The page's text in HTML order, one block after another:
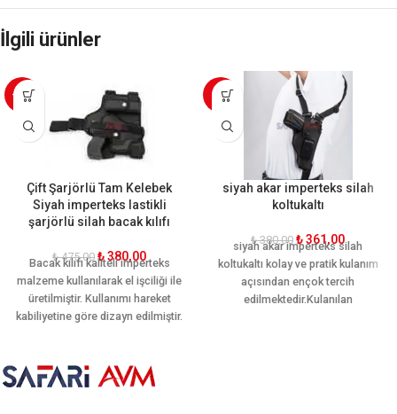
İlgili ürünler
-20%
Çift Şarjörlü Tam Kelebek
Siyah imperteks lastikli
şarjörlü silah bacak kılıfı
₺475,00 ₺380,00
Bacak kılıfı kaliteli imperteks
malzeme kullanılarak el işciliği ile
üretilmiştir. Kullanımı hareket
kabiliyetine göre dizayn edilmiştir.
Ergonomik yapısı sayesinde
bacağı sararak hareket rahatlığı
-5%
siyah akar imperteks silah
koltukaltı
₺380,00 ₺361,00
siyah akar imperteks silah
koltukaltı kolay ve pratik kulanım
açısından ençok tercih
edilmektedir.Kulanılan